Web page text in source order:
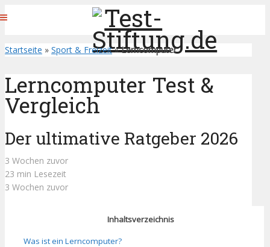
Startseite » Sport & Freizeit»Lerncomputer
Lerncomputer Test &
Vergleich
Der ultimative Ratgeber 2026
3 Wochen zuvor
23 min Lesezeit
3 Wochen zuvor
Inhaltsverzeichnis
Was ist ein Lerncomputer?